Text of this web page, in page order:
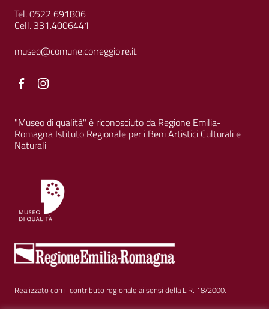
Tel. 0522 691806
Cell. 331.4006441
museo@comune.correggio.re.it
Facebook
"Museo di qualità" è riconosciuto da Regione Emilia-
Romagna Istituto Regionale per i Beni Artistici Culturali e
Naturali
Realizzato con il contributo regionale ai sensi della L.R. 18/2000.